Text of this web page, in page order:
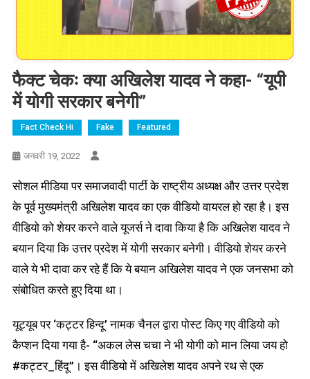
फैक्ट चेकः क्या अखिलेश यादव ने कहा- “यूपी
में योगी सरकार बनेगी”
Fact Check Hi Fake Featured
जनवरी 19, 2022
सोशल मीडिया पर समाजवादी पार्टी के राष्ट्रीय अध्यक्ष और उत्तर प्रदेश
के पूर्व मुख्यमंत्री अखिलेश यादव का एक वीडियो वायरल हो रहा है। इस
वीडियो को शेयर करने वाले यूजर्स ने दावा किया है कि अखिलेश यादव ने
बयान दिया कि उत्तर प्रदेश में योगी सरकार बनेगी। वीडियो शेयर करने
वाले ये भी दावा कर रहे हैं कि ये बयान अखिलेश यादव ने एक जनसभा को
संबोधित करते हुए दिया था।
यूट्यूब पर ‘कट्टर हिन्दू’ नामक चैनल द्वारा पोस्ट किए गए वीडियो को
कैप्शन दिया गया है- “अकल लेस चचा ने भी योगी को मान लिया जय हो
#कट्टर_हिंदू”। इस वीडियो में अखिलेश यादव अपने रथ से एक